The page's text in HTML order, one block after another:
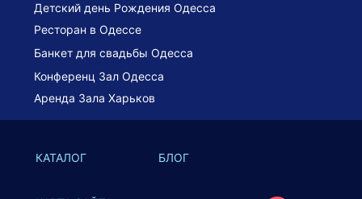
Детский день Рождения Одесса
Ресторан в Одессе
Банкет для свадьбы Одесса
Конференц Зал Одесса
Аренда Зала Харьков
КАТАЛОГ БЛОГ